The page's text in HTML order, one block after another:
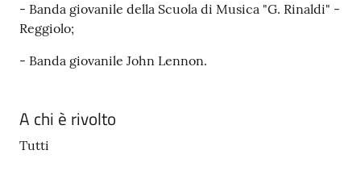
- Banda giovanile della Scuola di Musica "G. Rinaldi" -
Reggiolo;
- Banda giovanile John Lennon.
A chi è rivolto
Tutti